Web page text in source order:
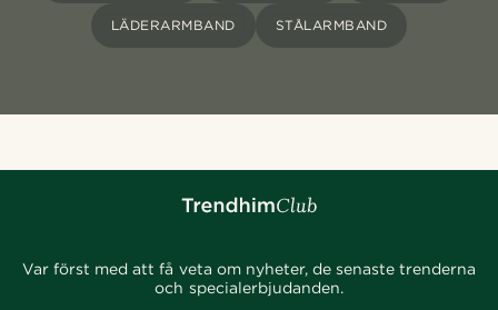
LÄDERARMBAND STÅLARMBAND
Var först med att få veta om nyheter, de senaste trenderna
och specialerbjudanden.